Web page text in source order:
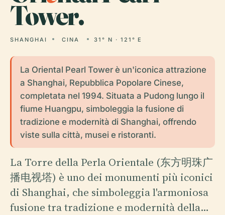
Tower.
SHANGHAI CINA 31° N · 121° E
La Oriental Pearl Tower è un'iconica attrazione
a Shanghai, Repubblica Popolare Cinese,
completata nel 1994. Situata a Pudong lungo il
fiume Huangpu, simboleggia la fusione di
tradizione e modernità di Shanghai, offrendo
viste sulla città, musei e ristoranti.
La Torre della Perla Orientale (东方明珠广
播电视塔) è uno dei monumenti più iconici
di Shanghai, che simboleggia l'armoniosa
fusione tra tradizione e modernità della…